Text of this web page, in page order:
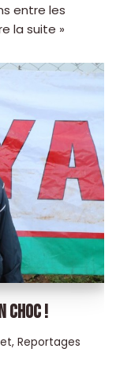
entre les
la suite »
CHOC !
, Reportages